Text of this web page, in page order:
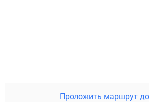
Проложить маршрут